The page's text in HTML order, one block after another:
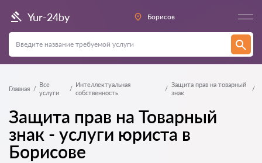
Yur-24by Борисов
Главная
Все
услуги
Интеллектуальная
собственность
Защита прав на товарный
знак
Защита прав на Товарный
знак - услуги юриста в
Борисове